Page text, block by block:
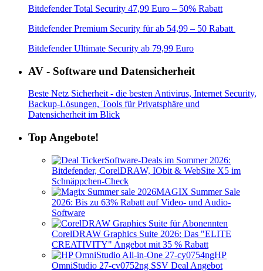
Bitdefender Total Security 47,99 Euro – 50% Rabatt
Bitdefender Premium Security für ab 54,99 – 50 Rabatt
Bitdefender Ultimate Security ab 79,99 Euro
AV - Software und Datensicherheit
Beste Netz Sicherheit - die besten Antivirus, Internet Security,
Backup-Lösungen, Tools für Privatsphäre und
Datensicherheit im Blick
Top Angebote!
Software-Deals im Sommer 2026:
Bitdefender, CorelDRAW, IObit & WebSite X5 im
Schnäppchen-Check
MAGIX Summer Sale
2026: Bis zu 63% Rabatt auf Video- und Audio-
Software
CorelDRAW Graphics Suite 2026: Das "ELITE
CREATIVITY" Angebot mit 35 % Rabatt
HP
OmniStudio 27-cv0752ng SSV Deal Angebot